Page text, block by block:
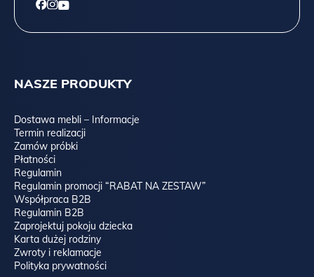
NASZE PRODUKTY
Dostawa mebli – Informacje
Termin realizacji
Zamów próbki
Płatności
Regulamin
Regulamin promocji “RABAT NA ZESTAW”
Współpraca B2B
Regulamin B2B
Zaprojektuj pokoju dziecka
Karta dużej rodziny
Zwroty i reklamacje
Polityka prywatności